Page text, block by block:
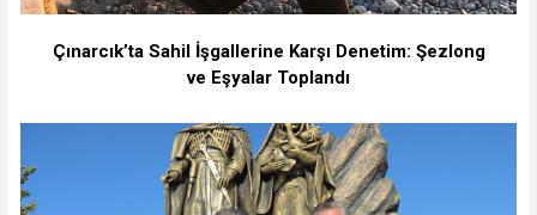
Çınarcık’ta Sahil İşgallerine Karşı Denetim: Şezlong
ve Eşyalar Toplandı